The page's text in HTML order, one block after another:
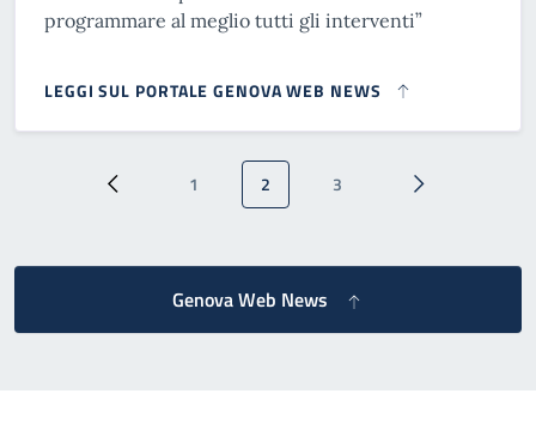
programmare al meglio tutti gli interventi”
LEGGI SUL PORTALE GENOVA WEB NEWS
Paginazione
Pagina precedente
Pagina
1 Pagina attuale
2 Pagina
3 Pagina
Genova Web News